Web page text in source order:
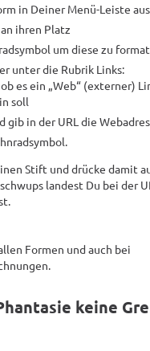
in Deiner Menü-Leiste aus
ihren Platz
um diese zu
unter die Rubrik Links:
es ein „Web“ (externer)
soll
gib in der URL die
Stift und drücke damit
landest Du bei der
Formen und auch bei
keine